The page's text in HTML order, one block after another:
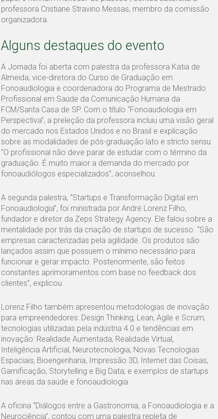
professora Cristiane Stravino Messas, membro da comissão
organizadora.
Alguns destaques do evento
A Jornada foi aberta com palestra da professora Katia de
Almeida, vice-diretora do Curso de Graduação em
Fonoaudiologia e coordenadora do Programa de Mestrado
Profissional em Saúde da Comunicação Humana da
FCM/Santa Casa de SP. Com o título “Fonoaudiologia em
Perspectiva”, a preleção da professora incluiu uma visão geral
do mercado nos Estados Unidos e no Brasil e explicação
sobre as modalidades de pós-graduação lato e stricto sensu.
“O profissional não deve parar de estudar com o término da
graduação. É muito maior a demanda do mercado por
fonoaudiólogos especializados”, aconselhou.
A segunda palestra, “Startups e Transformação Digital em
Fonoaudiologia”, foi ministrada por André Lorenz Filho,
fundador e diretor da Zeps Strategy Agency. Ele falou sobre a
mentalidade por trás da criação de startups de sucesso. “São
empresas caracterizadas pela agilidade. Os produtos são
lançados assim que possuem o mínimo necessário para
funcionar e gerar impacto. Posteriormente, são feitos
constantes aprimoramentos com base no feedback dos
clientes”, explicou.
Lorenz Filho também apresentou metodologias de inovação
para empreendedores: Design Thinking, Lean, Agile e Scrum;
tecnologias utilizadas pela indústria 4.0 e tendências em
inovação: Realidade Aumentada, Realidade Virtual,
Inteligência Artificial, Neurotecnologia, Novas Tecnologias
Espaciais, Bioengenharia, Impressão 3D, Internet das Coisas,
Gamificação, Storytelling e Big Data; e exemplos de startups
nas áreas da saúde e fonoaudiologia.
A oficina “Diálogos entre a Gastronomia, a Fonoaudiologia e a
Neurociência”, contou com uma palestra repleta de